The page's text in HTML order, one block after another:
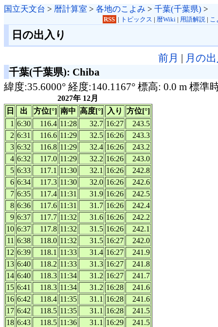
国立天文台 > 暦計算室 > 各地のこよみ > 千葉(千葉県) >
RSS | トピックス | 暦Wiki| 用語解説| こ
日の出入り
前月 月の
千葉(千葉県): Chiba
緯度:35.6000° 経度:140.1167° 標高: 0.0 m 標準
2027年 12月
日
出 方位[°] 南中 高度[°] 入り
方位[°]
1 6:30 116.4 11:28 32.7 16:27
243.5
2 6:31 116.6 11:29 32.5 16:26
243.3
3 6:32 116.8 11:29 32.4 16:26
243.2
4 6:32 117.0 11:29 32.2 16:26
243.0
5 6:33 117.1 11:30 32.1 16:26
242.8
6 6:34 117.3 11:30 32.0 16:26
242.6
7 6:35 117.4 11:31 31.9 16:26
242.5
8 6:36 117.6 11:31 31.7 16:26
242.4
9 6:37 117.7 11:32 31.6 16:26
242.2
10 6:37 117.8 11:32 31.5 16:26
242.1
11 6:38 118.0 11:32 31.5 16:27
242.0
12 6:39 118.1 11:33 31.4 16:27
241.9
13 6:40 118.2 11:33 31.3 16:27
241.8
14 6:40 118.3 11:34 31.2 16:27
241.7
15 6:41 118.3 11:34 31.2 16:28
241.6
16 6:42 118.4 11:35 31.1 16:28
241.6
17 6:42 118.5 11:35 31.1 16:28
241.5
18 6:43 118.5 11:36 31.1 16:29
241.5